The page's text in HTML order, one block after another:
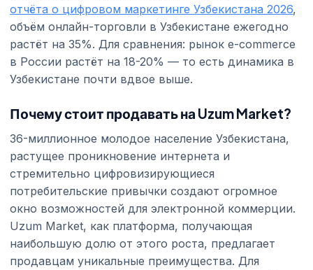
отчёта о цифровом маркетинге Узбекистана 2026,
объём онлайн-торговли в Узбекистане ежегодно
растёт на 35%. Для сравнения: рынок e-commerce
в России растёт на 18-20% — то есть динамика в
Узбекистане почти вдвое выше.
Почему стоит продавать на Uzum Market?
36-миллионное молодое население Узбекистана,
растущее проникновение интернета и
стремительно цифровизирующиеся
потребительские привычки создают огромное
окно возможностей для электронной коммерции.
Uzum Market, как платформа, получающая
наибольшую долю от этого роста, предлагает
продавцам уникальные преимущества. Для